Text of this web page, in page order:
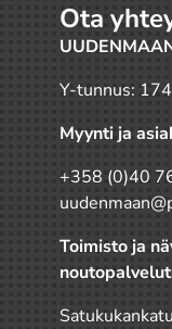
Ota
Y-tunnus:
Myynti ja
+358 (0)40
Toimisto ja